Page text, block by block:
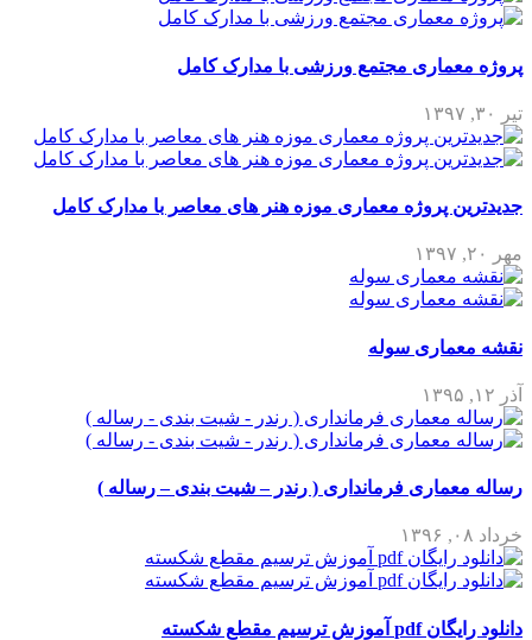
پروژه معماری مجتمع ورزشی با مدارک کامل
تیر ۳۰, ۱۳۹۷
جدیدترین پروژه معماری موزه هنر های معاصر با مدارک کامل
مهر ۲۰, ۱۳۹۷
نقشه معماری سوله
آذر ۱۲, ۱۳۹۵
رساله معماری فرمانداری ( رندر – شیت بندی – رساله )
خرداد ۰۸, ۱۳۹۶
دانلود رایگان pdf آموزش ترسیم مقطع شکسته